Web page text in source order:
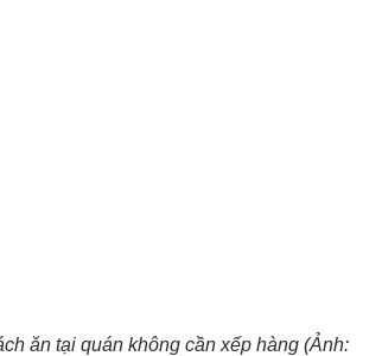
ăn tại quán không cần xếp hàng (Ảnh: